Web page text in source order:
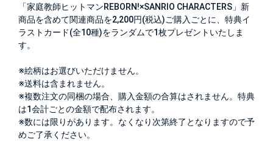
「家庭教師ヒットマンREBORN!×SANRIO CHARACTERS」新
商品を含めて関連商品を2,200円(税込)ご購入ごとに、特典イ
ラストカード(全10種)をランダムで1枚プレゼントいたしま
す。
※絵柄はお選びいただけません。
※送料は含まれません。
※複数注文の同梱の場合、購入金額の合算はされません。特典
は1会計ごとの金額で配布されます。
※数には限りがあります。なくなり次第終了となりますので予
めご了承ください。